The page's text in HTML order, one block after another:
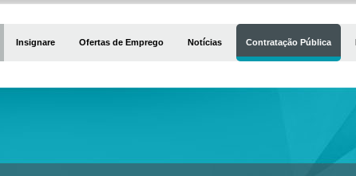
Insignare Ofertas de Emprego Notícias Contratação Pública